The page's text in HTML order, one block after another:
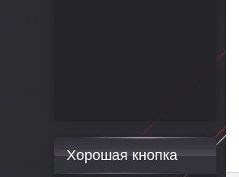
Хорошая кнопка